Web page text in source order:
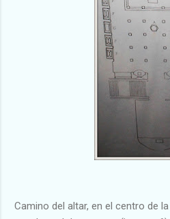
Camino del altar, en el centro de